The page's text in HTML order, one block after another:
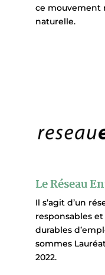
ce mouvement
naturelle.
Le Réseau
Il s’agit d’un
responsables
durables
sommes
2022.